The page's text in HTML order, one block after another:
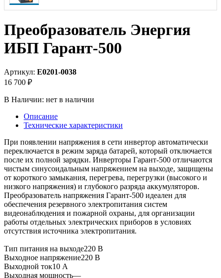
Преобразователь Энергия
ИБП Гарант-500
Артикул: Е0201-0038
16 700 ₽
В Наличии: нет в наличии
Описание
Технические характеристики
При появлении напряжения в сети инвертор автоматически
переключается в режим заряда батарей, который отключается
после их полной зарядки. Инверторы Гарант-500 отличаются
чистым синусоидальным напряжением на выходе, защищены
от короткого замыкания, перегрева, перегрузки (высокого и
низкого напряжения) и глубокого разряда аккумуляторов.
Преобразователь напряжения Гарант-500 идеален для
обеспечения резервного электропитания систем
видеонаблюдения и пожарной охраны, для организации
работы отдельных электрических приборов в условиях
отсутствия источника электропитания.
Тип питания на выходе220 В
Выходное напряжение220 В
Выходной ток10 А
Выходная мощность—